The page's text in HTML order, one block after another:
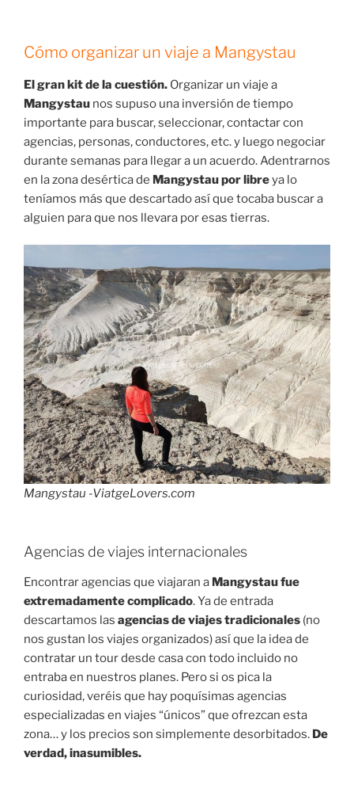
Cómo organizar un viaje a Mangystau
El gran kit de la cuestión. Organizar un viaje a
Mangystau nos supuso una inversión de tiempo
importante para buscar, seleccionar, contactar con
agencias, personas, conductores, etc. y luego negociar
durante semanas para llegar a un acuerdo. Adentrarnos
en la zona desértica de Mangystau por libreya lo
teníamos más que descartado así que tocaba buscar a
alguien para que nos llevara por esas tierras.
Mangystau -ViatgeLovers.com
Agencias de viajes internacionales
Encontrar agencias que viajaran a Mangystau fue
extremadamente complicado. Ya de entrada
descartamos las agencias de viajes tradicionales (no
nos gustan los viajes organizados) así que la idea de
contratar un tour desde casa con todo incluido no
entraba en nuestros planes. Pero si os pica la
curiosidad, veréis que hay poquísimas agencias
especializadas en viajes “únicos” que ofrezcan esta
zona… y los precios son simplemente desorbitados. De
verdad, inasumibles.